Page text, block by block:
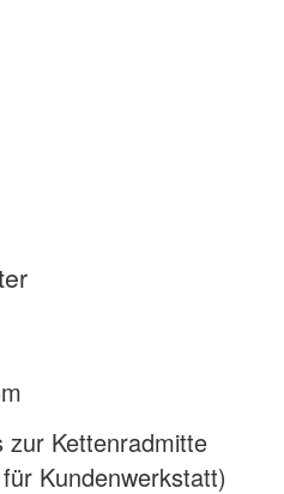
zur Kettenradmitte
Kundenwerkstatt)